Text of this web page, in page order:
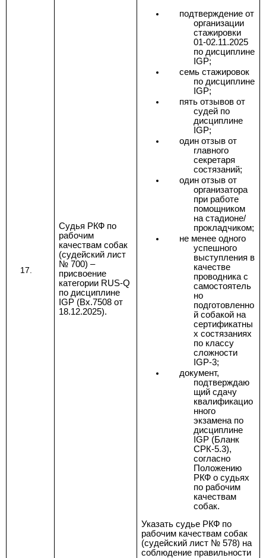
Судья РКФ по
рабочим
качествам собак
(судейский лист
№ 700) –
присвоение
категории RUS-Q
по дисциплине
IGP (Вх.7508 от
18.12.2025).
подтверждение от
организации
стажировки
01-02.11.2025
по дисциплине
IGP;
семь стажировок
по дисциплине
IGP;
пять отзывов от
судей по
дисциплине
IGP;
один отзыв от
главного
секретаря
состязаний;
один отзыв от
организатора
при работе
помощником
на стадионе/
прокладчиком;
не менее одного
успешного
выступления в
качестве
проводника с
самостоятель
но
подготовленно
й собакой на
сертификатны
х состязаниях
по классу
сложности
IGP-3;
документ,
подтверждаю
щий сдачу
квалификацио
нного
экзамена по
дисциплине
IGP (Бланк
СРК-5.3),
согласно
Положению
РКФ о судьях
по рабочим
качествам
собак.
Указать судье РКФ по
рабочим качествам собак
(судейский лист № 578) на
соблюдение правильности